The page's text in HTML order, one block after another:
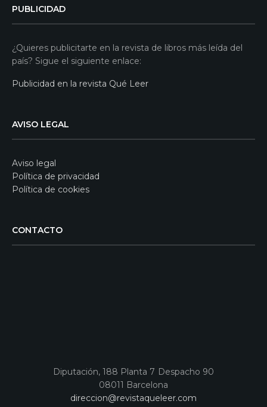
PUBLICIDAD
¿Quieres publicitarte en la revista de libros más leída del
país? Sigue el siguiente enlace:
Publicidad en la revista Qué Leer
AVISO LEGAL
Aviso legal
Política de privacidad
Política de cookies
CONTACTO
Diputación, 188 Planta 7 Despacho 90
08011 Barcelona
direccion@revistaqueleer.com